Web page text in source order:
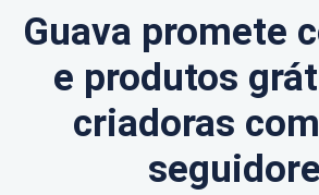
Guava promete
e produtos
criadoras